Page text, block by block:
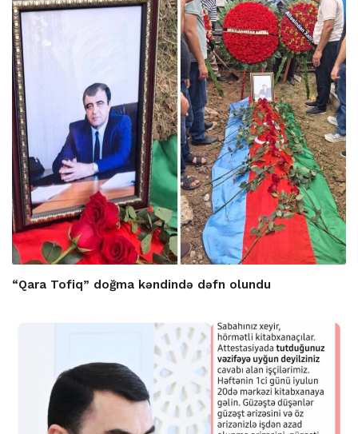
“Qara Tofiq” doğma kəndində dəfn olundu